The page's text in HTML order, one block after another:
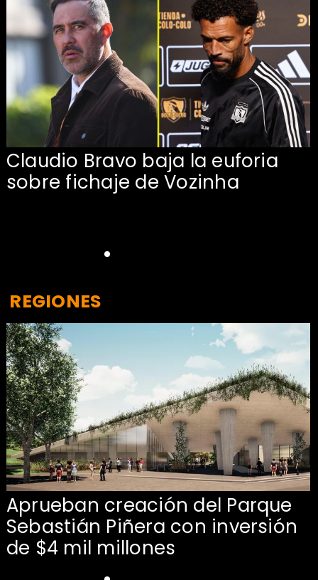
Claudio Bravo baja la euforia
sobre fichaje de Vozinha
Aprueban creación del Parque
Sebastián Piñera con inversión
de $4 mil millones
REGIONES